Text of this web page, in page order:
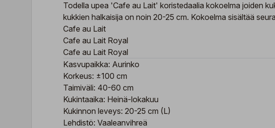
Todella upea 'Cafe au Lait' koristedaalia kokoelma joiden
kukkien halkaisija on noin 20-25 cm. Kokoelma sisältää
Cafe au Lait
Cafe au Lait Royal
Cafe au Lait Royal
Kasvupaikka: Aurinko
Korkeus: ±100 cm
Taimiväli: 40-60 cm
Kukintaaika: Heinä-lokakuu
Kukinnon leveys: 20-25 cm (L)
Lehdistö: Vaaleanvihreä